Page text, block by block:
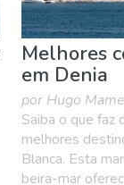
Melhores
em Denia
por Hugo
Saiba o que faz
melhores
Blanca. Esta
beira-mar